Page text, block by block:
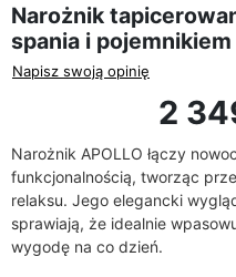
Narożnik
spania i
Napisz swoją opinię
2
Narożnik APOLLO łączy
funkcjonalnością, tworząc
relaksu. Jego elegancki
sprawiają, że idealnie
wygodę na co dzień.